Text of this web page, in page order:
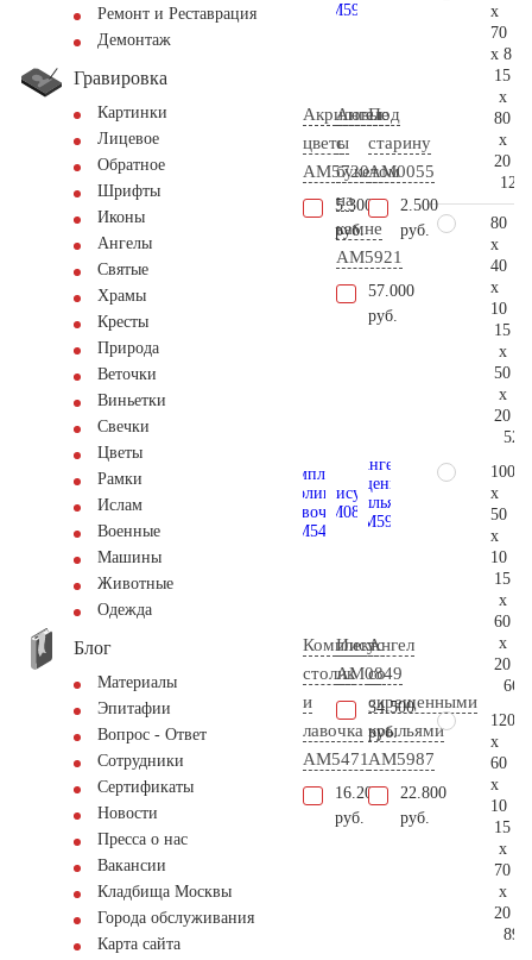
Ремонт и Реставрация
Демонтаж
Гравировка
Картинки
Лицевое
Обратное
Шрифты
Иконы
Ангелы
Святые
Храмы
Кресты
Природа
Веточки
Виньетки
Свечки
Цветы
Рамки
Ислам
Военные
Машины
Животные
Одежда
Блог
Материалы
Эпитафии
Вопрос - Ответ
Сотрудники
Сертификаты
Новости
Пресса о нас
Вакансии
Кладбища Москвы
Города обслуживания
Карта сайта
Акриловые
цветы
AM5720
5.300
руб.
Ангел
с
букетом
на
камне
AM5921
57.000
руб.
Под
старину
AM0055
2.500
руб.
Комплект
столик
и
лавочка
АМ5471
16.200
руб.
Иисус
AM0849
34.500
руб.
Ангел
со
скрещенными
крыльями
AM5987
22.800
руб.
x
70
x 8
15
x
80
x
20
80
x
40
x
10
15
x
50
x
20
100
x
50
x
10
15
x
60
x
20
120
x
60
x
10
15
x
70
x
20